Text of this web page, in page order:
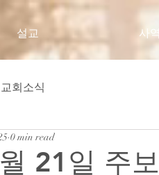
설교 사역
교회소식
21일 주보
0 min read